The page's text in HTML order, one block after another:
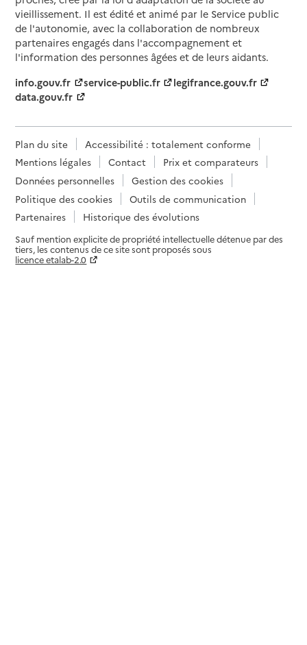
vieillissement. Il est édité et animé par le Service public
de l'autonomie, avec la collaboration de nombreux
partenaires engagés dans l'accompagnement et
l'information des personnes âgées et de leurs aidants.
info.gouv.fr
service-public.fr
legifrance.gouv.fr
data.gouv.fr
Plan du site
Accessibilité : totalement conforme
Mentions légales
Contact
Prix et comparateurs
Données personnelles
Gestion des cookies
Politique des cookies
Outils de communication
Partenaires
Historique des évolutions
Sauf mention explicite de propriété intellectuelle détenue par des
tiers, les contenus de ce site sont proposés sous
licence etalab-2.0